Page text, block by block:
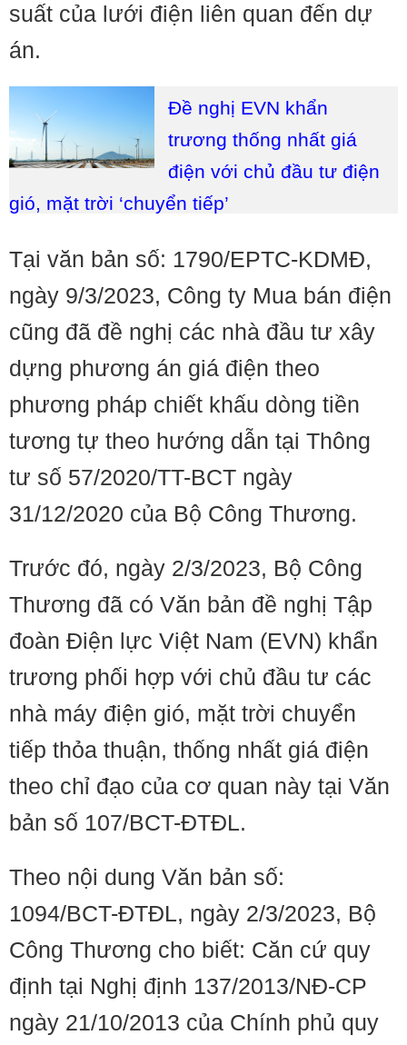
suất của lưới điện liên quan đến dự
án.
Đề nghị EVN khẩn
trương thống nhất giá
điện với chủ đầu tư điện
gió, mặt trời ‘chuyển tiếp’
Tại văn bản số: 1790/EPTC-KDMĐ,
ngày 9/3/2023, Công ty Mua bán điện
cũng đã đề nghị các nhà đầu tư xây
dựng phương án giá điện theo
phương pháp chiết khấu dòng tiền
tương tự theo hướng dẫn tại Thông
tư số 57/2020/TT-BCT ngày
31/12/2020 của Bộ Công Thương.
Trước đó, ngày 2/3/2023, Bộ Công
Thương đã có Văn bản đề nghị Tập
đoàn Điện lực Việt Nam (EVN) khẩn
trương phối hợp với chủ đầu tư các
nhà máy điện gió, mặt trời chuyển
tiếp thỏa thuận, thống nhất giá điện
theo chỉ đạo của cơ quan này tại Văn
bản số 107/BCT-ĐTĐL.
Theo nội dung Văn bản số:
1094/BCT-ĐTĐL, ngày 2/3/2023, Bộ
Công Thương cho biết: Căn cứ quy
định tại Nghị định 137/2013/NĐ-CP
ngày 21/10/2013 của Chính phủ quy